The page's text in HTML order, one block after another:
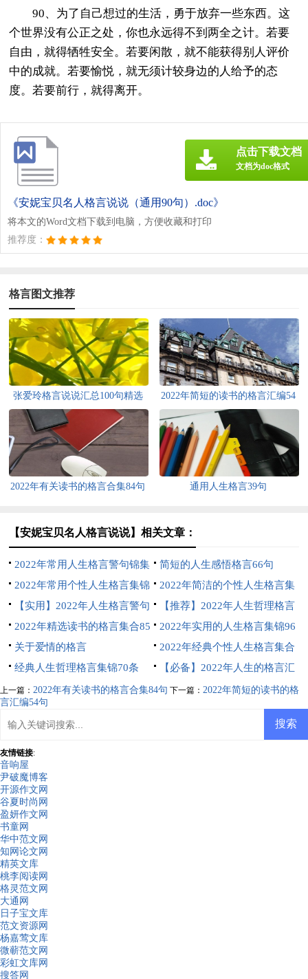
90、为了自己想过的生活，勇于放弃一些东西。这
个世界没有公正之处，你也永远得不到两全之计。若要
自由，就得牺牲安全。若要闲散，就不能获得别人评价
中的成就。若要愉悦，就无须计较身边的人给予的态
度。若要前行，就得离开。
《安妮宝贝名人格言说说（通用90句）.doc》
将本文的Word文档下载到电脑，方便收藏和打印
推荐度：
点击下载文档
文档为doc格式
格言图文推荐
张爱玲格言说说汇总100句精选
2022年简短的读书的格言汇编54
2022年有关读书的格言合集84句 通用人生格言39句
【安妮宝贝名人格言说说】相关文章：
2022年常用人生格言警句锦集
40句
简短的人生感悟格言66句
2022年常用个性人生格言集锦
38条
2022年简洁的个性人生格言集
合56句
【实用】2022年人生格言警句
摘录89条
【推荐】2022年人生哲理格言
汇编85条
2022年精选读书的格言集合85
条
2022年实用的人生格言集锦96
条
关于爱情的格言
2022年经典个性人生格言集合
96条
经典人生哲理格言集锦70条
【必备】2022年人生的格言汇
编88条
上一篇： 2022年有关读书的格言合集84句 下一篇： 2022年简短的读书的格
言汇编54句
友情链接:
音响屋
尹破魔博客
开源作文网
谷夏时尚网
盈妍作文网
书童网
华中范文网
知网论文网
精英文库
桃李阅读网
格灵范文网
大通网
日子宝文库
范文资源网
杨嘉莺文库
微蕲范文网
彩虹文库网
搜答网